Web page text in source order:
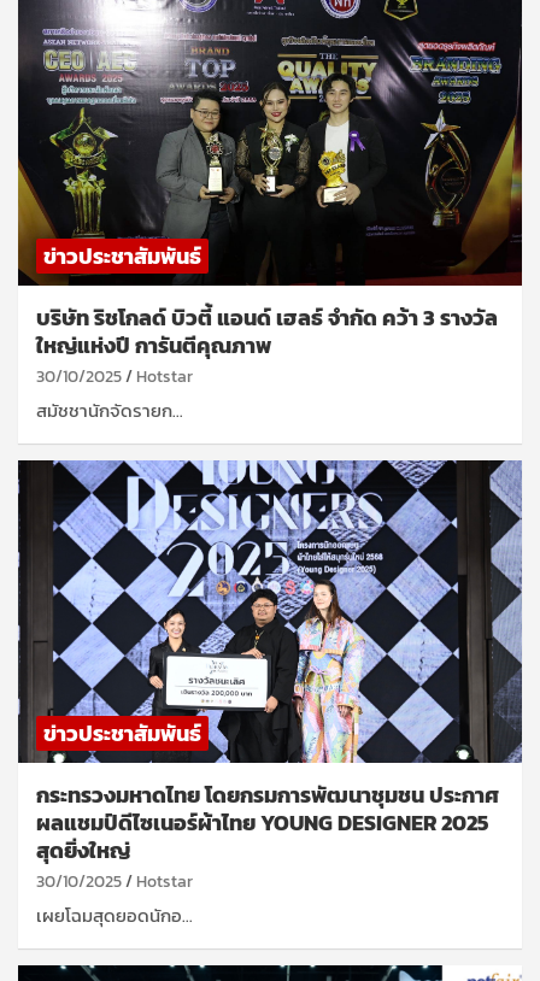
ข่าวประชาสัมพันธ์
บริษัท ริชโกลด์ บิวตี้ แอนด์ เฮลธ์ จำกัด คว้า 3 รางวัล
ใหญ่แห่งปี การันตีคุณภาพ
30/10/2025 Hotstar
สมัชชานักจัดรายก…
ข่าวประชาสัมพันธ์
กระทรวงมหาดไทย โดยกรมการพัฒนาชุมชน ประกาศ
ผลแชมป์ดีไซเนอร์ผ้าไทย YOUNG DESIGNER 2025
สุดยิ่งใหญ่
30/10/2025 Hotstar
เผยโฉมสุดยอดนักอ…